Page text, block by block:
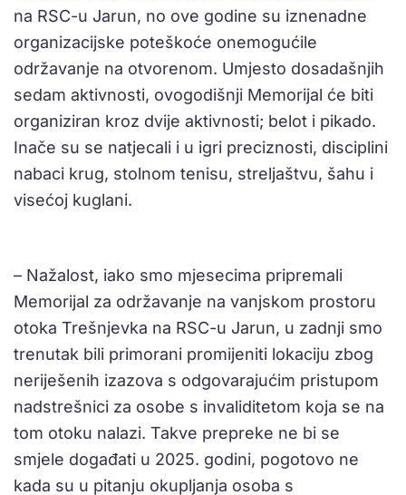
na RSC-u Jarun, no ove godine su iznenadne
organizacijske poteškoće onemogućile
održavanje na otvorenom. Umjesto dosadašnjih
sedam aktivnosti, ovogodišnji Memorijal će biti
organiziran kroz dvije aktivnosti; belot i pikado.
Inače su se natjecali i u igri preciznosti, disciplini
nabaci krug, stolnom tenisu, streljaštvu, šahu i
visećoj kuglani.
– Nažalost, iako smo mjesecima pripremali
Memorijal za održavanje na vanjskom prostoru
otoka Trešnjevka na RSC-u Jarun, u zadnji smo
trenutak bili primorani promijeniti lokaciju zbog
neriješenih izazova s odgovarajućim pristupom
nadstrešnici za osobe s invaliditetom koja se na
tom otoku nalazi. Takve prepreke ne bi se
smjele događati u 2025. godini, pogotovo ne
kada su u pitanju okupljanja osoba s